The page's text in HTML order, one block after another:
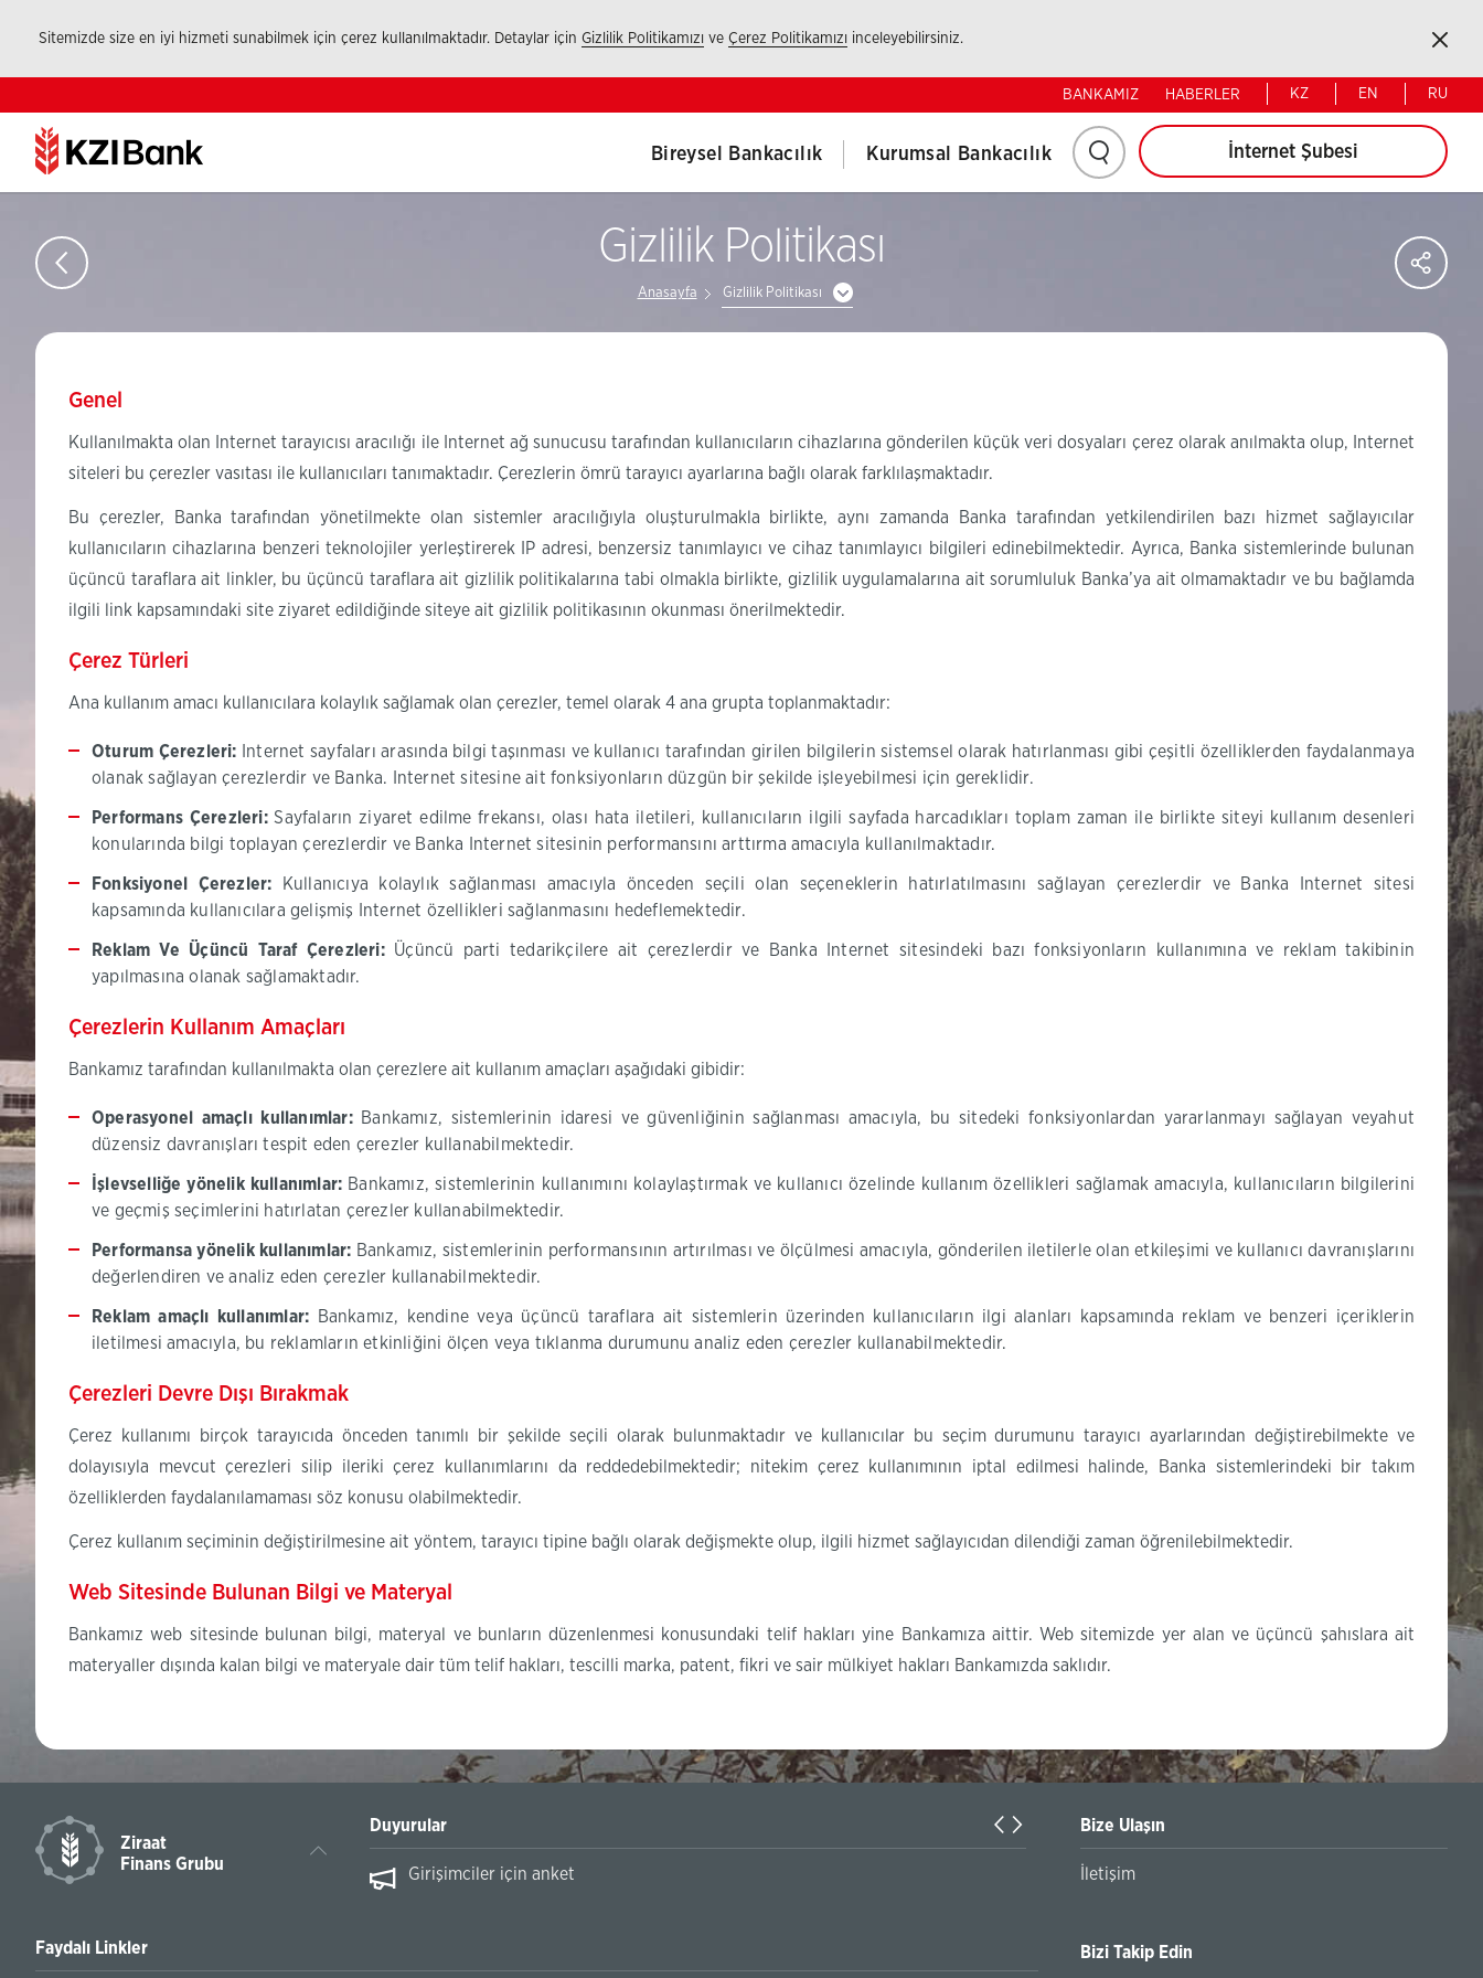
Sitemizde size en iyi hizmeti sunabilmek için çerez kullanılmaktadır. Detaylar için Gizlilik Politikamızı ve Çerez Politikamızı inceleyebilirsiniz. Kapat
BANKAMIZ HABERLER KZ EN RU
Bireysel Bankacılık Kurumsal Bankacılık
Arama
yapmak
İnternet Şubesi
Gizlilik Politikası
Anasayfa Gizlilik Politikası
Genel
Kullanılmakta olan Internet tarayıcısı aracılığı ile Internet ağ sunucusu tarafından kullanıcıların cihazlarına gönderilen küçük veri dosyaları çerez olarak anılmakta olup, Internet
siteleri bu çerezler vasıtası ile kullanıcıları tanımaktadır. Çerezlerin ömrü tarayıcı ayarlarına bağlı olarak farklılaşmaktadır.
Bu çerezler, Banka tarafından yönetilmekte olan sistemler aracılığıyla oluşturulmakla birlikte, aynı zamanda Banka tarafından yetkilendirilen bazı hizmet sağlayıcılar
kullanıcıların cihazlarına benzeri teknolojiler yerleştirerek IP adresi, benzersiz tanımlayıcı ve cihaz tanımlayıcı bilgileri edinebilmektedir. Ayrıca, Banka sistemlerinde bulunan
üçüncü taraflara ait linkler, bu üçüncü taraflara ait gizlilik politikalarına tabi olmakla birlikte, gizlilik uygulamalarına ait sorumluluk Banka’ya ait olmamaktadır ve bu bağlamda
ilgili link kapsamındaki site ziyaret edildiğinde siteye ait gizlilik politikasının okunması önerilmektedir.
Çerez Türleri
Ana kullanım amacı kullanıcılara kolaylık sağlamak olan çerezler, temel olarak 4 ana grupta toplanmaktadır:
Oturum Çerezleri: Internet sayfaları arasında bilgi taşınması ve kullanıcı tarafından girilen bilgilerin sistemsel olarak hatırlanması gibi çeşitli özelliklerden faydalanmaya
olanak sağlayan çerezlerdir ve Banka. Internet sitesine ait fonksiyonların düzgün bir şekilde işleyebilmesi için gereklidir.
Performans Çerezleri:Sayfaların ziyaret edilme frekansı, olası hata iletileri, kullanıcıların ilgili sayfada harcadıkları toplam zaman ile birlikte siteyi kullanım desenleri
konularında bilgi toplayan çerezlerdir ve Banka Internet sitesinin performansını arttırma amacıyla kullanılmaktadır.
Fonksiyonel Çerezler: Kullanıcıya kolaylık sağlanması amacıyla önceden seçili olan seçeneklerin hatırlatılmasını sağlayan çerezlerdir ve Banka Internet sitesi
kapsamında kullanıcılara gelişmiş Internet özellikleri sağlanmasını hedeflemektedir.
Reklam Ve Üçüncü Taraf Çerezleri:Üçüncü parti tedarikçilere ait çerezlerdir ve Banka Internet sitesindeki bazı fonksiyonların kullanımına ve reklam takibinin
yapılmasına olanak sağlamaktadır.
Çerezlerin Kullanım Amaçları
Bankamız tarafından kullanılmakta olan çerezlere ait kullanım amaçları aşağıdaki gibidir:
Operasyonel amaçlı kullanımlar:Bankamız, sistemlerinin idaresi ve güvenliğinin sağlanması amacıyla, bu sitedeki fonksiyonlardan yararlanmayı sağlayan veyahut
düzensiz davranışları tespit eden çerezler kullanabilmektedir.
İşlevselliğe yönelik kullanımlar: Bankamız, sistemlerinin kullanımını kolaylaştırmak ve kullanıcı özelinde kullanım özellikleri sağlamak amacıyla, kullanıcıların bilgilerini
ve geçmiş seçimlerini hatırlatan çerezler kullanabilmektedir.
Performansa yönelik kullanımlar: Bankamız, sistemlerinin performansının artırılması ve ölçülmesi amacıyla, gönderilen iletilerle olan etkileşimi ve kullanıcı davranışlarını
değerlendiren ve analiz eden çerezler kullanabilmektedir.
Reklam amaçlı kullanımlar: Bankamız, kendine veya üçüncü taraflara ait sistemlerin üzerinden kullanıcıların ilgi alanları kapsamında reklam ve benzeri içeriklerin
iletilmesi amacıyla, bu reklamların etkinliğini ölçen veya tıklanma durumunu analiz eden çerezler kullanabilmektedir.
Çerezleri Devre Dışı Bırakmak
Çerez kullanımı birçok tarayıcıda önceden tanımlı bir şekilde seçili olarak bulunmaktadır ve kullanıcılar bu seçim durumunu tarayıcı ayarlarından değiştirebilmekte ve
dolayısıyla mevcut çerezleri silip ileriki çerez kullanımlarını da reddedebilmektedir; nitekim çerez kullanımının iptal edilmesi halinde, Banka sistemlerindeki bir takım
özelliklerden faydalanılamaması söz konusu olabilmektedir.
Çerez kullanım seçiminin değiştirilmesine ait yöntem, tarayıcı tipine bağlı olarak değişmekte olup, ilgili hizmet sağlayıcıdan dilendiği zaman öğrenilebilmektedir.
Web Sitesinde Bulunan Bilgi ve Materyal
Bankamız web sitesinde bulunan bilgi, materyal ve bunların düzenlenmesi konusundaki telif hakları yine Bankamıza aittir. Web sitemizde yer alan ve üçüncü şahıslara ait
materyaller dışında kalan bilgi ve materyale dair tüm telif hakları, tescilli marka, patent, fikri ve sair mülkiyet hakları Bankamızda saklıdır.
Ziraat
Finans Grubu
Duyurular
Girişimciler için anket Örleu | Kazakistan’daki İşletmelere Destek Programları
Faydalı Linkler
Bize Ulaşın
İletişim
Bizi Takip Edin